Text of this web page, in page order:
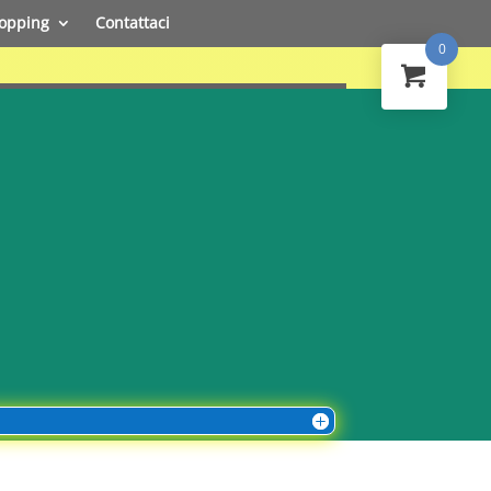
Contattaci
0